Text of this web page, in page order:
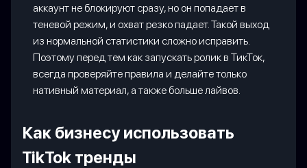
аккаунт не блокируют сразу, но он попадает в
теневой режим, и охват резко падает. Такой выход
из нормальной статистики сложно исправить.
Поэтому перед тем как запускать ролик в ТикТок,
всегда проверяйте правила и делайте только
нативный материал, а также больше лайвов.
Как бизнесу использовать
TikTok тренды